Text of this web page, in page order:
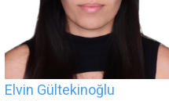
Elvin Gültekinoğlu